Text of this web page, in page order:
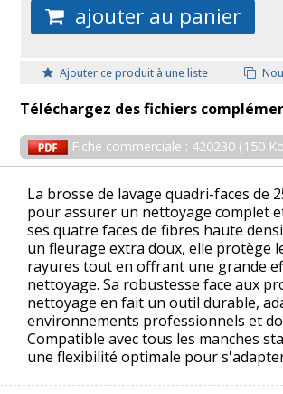
ajouter au panier
Ajouter ce produit à une liste
Téléchargez des fichiers
Fiche commerciale : 420230 (150
La brosse de lavage quadri-faces de
pour assurer un nettoyage complet
ses quatre faces de fibres haute
un fleurage extra doux, elle protège
rayures tout en offrant une grande
nettoyage. Sa robustesse face aux
nettoyage en fait un outil durable,
environnements professionnels et
Compatible avec tous les manches
une flexibilité optimale pour